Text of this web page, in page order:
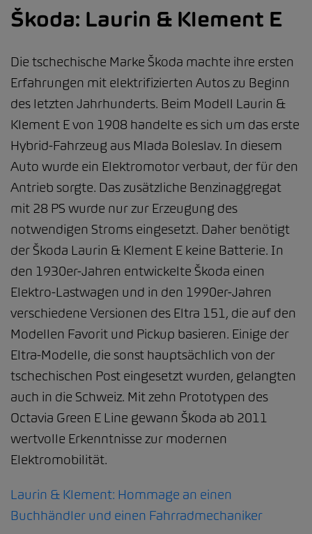
Škoda: Laurin & Klement E
Die tschechische Marke Škoda machte ihre ersten
Erfahrungen mit elektrifizierten Autos zu Beginn
des letzten Jahrhunderts. Beim Modell Laurin &
Klement E von 1908 handelte es sich um das erste
Hybrid-Fahrzeug aus Mlada Boleslav. In diesem
Auto wurde ein Elektromotor verbaut, der für den
Antrieb sorgte. Das zusätzliche Benzinaggregat
mit 28 PS wurde nur zur Erzeugung des
notwendigen Stroms eingesetzt. Daher benötigt
der Škoda Laurin & Klement E keine Batterie. In
den 1930er-Jahren entwickelte Škoda einen
Elektro-Lastwagen und in den 1990er-Jahren
verschiedene Versionen des Eltra 151, die auf den
Modellen Favorit und Pickup basieren. Einige der
Eltra-Modelle, die sonst hauptsächlich von der
tschechischen Post eingesetzt wurden, gelangten
auch in die Schweiz. Mit zehn Prototypen des
Octavia Green E Line gewann Škoda ab 2011
wertvolle Erkenntnisse zur modernen
Elektromobilität.
Laurin & Klement: Hommage an einen
Buchhändler und einen Fahrradmechaniker